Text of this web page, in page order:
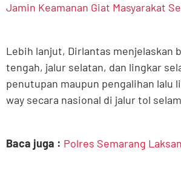
Jamin Keamanan Giat Masyarakat
Lebih lanjut, Dirlantas menjelaskan
tengah, jalur selatan, dan lingkar
penutupan maupun pengalihan lalu
way secara nasional di jalur tol
Baca juga : Polres Semarang